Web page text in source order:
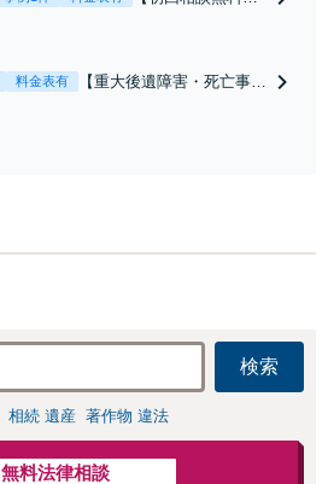
条件で離婚ができ
料金表有
【重大後遺障害・死亡事案
応・納得できる解決を」
検索
相続 遺産 著作物 違法
無料法律相談